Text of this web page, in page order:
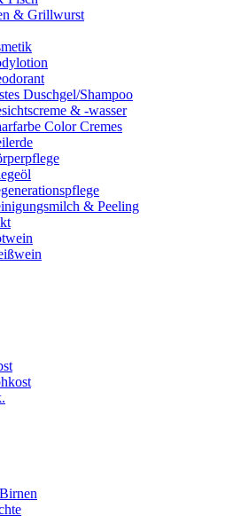
& Grillwurst
Duschgel/Shampoo
& -wasser
Color Cremes
& Peeling